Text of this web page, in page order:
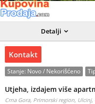
Detalji
Kontakt
Stanje: Novo / Nekorišćeno
Utjeha, izdajem više
Crna Gora, Primorski region, Ulcinj,